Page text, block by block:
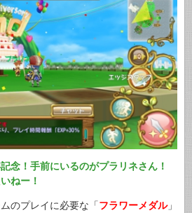
念！手前にいるのがプラリネさん！
ねー！
のプレイに必要な「フラワーメダル」